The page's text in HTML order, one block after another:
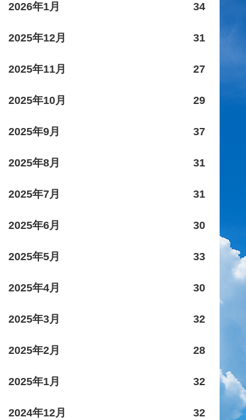
2026年1月 34
2025年12月 31
2025年11月 27
2025年10月 29
2025年9月 37
2025年8月 31
2025年7月 31
2025年6月 30
2025年5月 33
2025年4月 30
2025年3月 32
2025年2月 28
2025年1月 32
2024年12月 32